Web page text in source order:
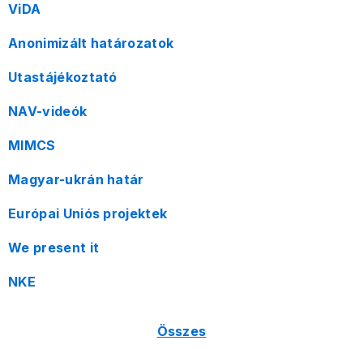
ViDA
Anonimizált határozatok
Utastájékoztató
NAV-videók
MIMCS
Magyar-ukrán határ
Európai Uniós projektek
We present it
NKE
Összes